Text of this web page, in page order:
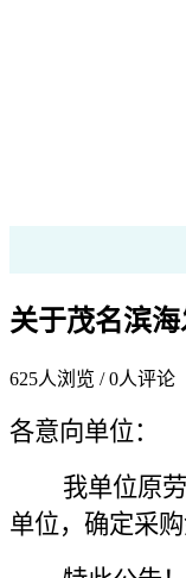
关于茂名滨
625人浏览 /0人评论
各意向单位：
我单位原劳
单位，确定采